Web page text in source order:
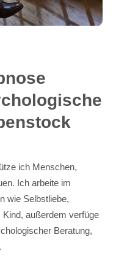
ich Menschen,
Ich arbeite im
wie Selbstliebe,
Kind, außerdem verfüge
Beratung,